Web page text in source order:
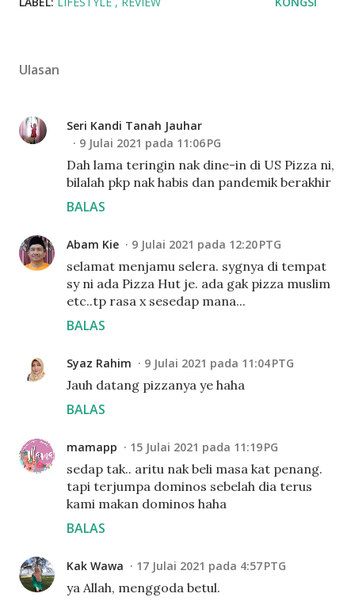
Ulasan
Seri Kandi Tanah Jauhar
9 Julai 2021 pada 11:06 PG
Dah lama teringin nak dine-in di US Pizza ni,
bilalah pkp nak habis dan pandemik berakhir
BALAS
Abam Kie 9 Julai 2021 pada 12:20 PTG
selamat menjamu selera. sygnya di tempat
sy ni ada Pizza Hut je. ada gak pizza muslim
etc..tp rasa x sesedap mana...
BALAS
Syaz Rahim 9 Julai 2021 pada 11:04 PTG
Jauh datang pizzanya ye haha
BALAS
mamapp 15 Julai 2021 pada 11:19 PG
sedap tak.. aritu nak beli masa kat penang.
tapi terjumpa dominos sebelah dia terus
kami makan dominos haha
BALAS
Kak Wawa 17 Julai 2021 pada 4:57 PTG
ya Allah, menggoda betul.